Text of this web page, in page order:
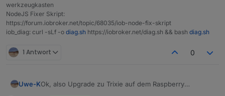
werkzeugkasten
NodeJS Fixer Skript:
https://forum.iobroker.net/topic/68035/iob-node-fix-skript
iob_diag: curl -sLf -o diag.sh https://iobroker.net/diag.sh && bash diag.sh
1 Antwort 0
Uwe-KOk, also Upgrade zu Trixie auf dem Raspberry